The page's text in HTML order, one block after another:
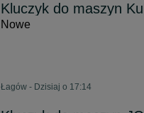
Kluczyk do maszyn
Nowe
Łagów - Dzisiaj o 17:14